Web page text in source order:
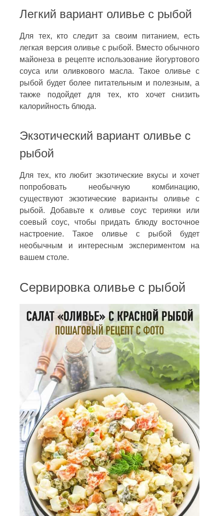
Легкий вариант оливье с рыбой
Для тех, кто следит за своим питанием, есть
легкая версия оливье с рыбой. Вместо обычного
майонеза в рецепте использование йогуртового
соуса или оливкового масла. Такое оливье с
рыбой будет более питательным и полезным, а
также подойдет для тех, кто хочет снизить
калорийность блюда.
Экзотический вариант оливье с
рыбой
Для тех, кто любит экзотические вкусы и хочет
попробовать необычную комбинацию,
существуют экзотические варианты оливье с
рыбой. Добавьте к оливье соус терияки или
соевый соус, чтобы придать блюду восточное
настроение. Такое оливье с рыбой будет
необычным и интересным экспериментом на
вашем столе.
Сервировка оливье с рыбой